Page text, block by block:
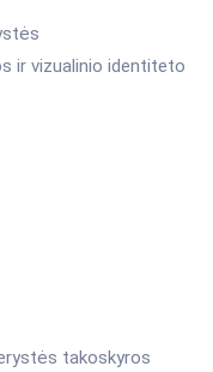
ir vizualinio identiteto
takoskyros